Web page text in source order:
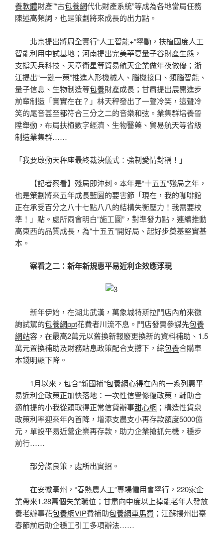
養軟體財產”“古包養網代化財產系統”等成為各地當局任務
陳述高頻詞，也是策劃將來成長的出力點。
北京提出將周全實行“人工智能+”舉動，扶植國度人工
智能利用中試基地；河南提出完美華夏量子谷財產生態，
支撐天兵科技、天章衛星等貿易航天企業做年夜做優；浙
江提出“一鏈一策”推進人形機械人、腦機接口、類腦智能、
量子信息、生物制造等包養財產成長；甘肅提出展開進步
前輩制造「實實在在？」林天秤發出了一聲冷笑，這聲冷
笑的尾音甚至都符合三分之二的音樂和弦。業集群培養晉
陞舉動，布局扶植數字經濟、生物醫藥、貿易航天等省級
制造業集群……
「我要啟動天秤座最終裁決儀式：強制愛情對稱！」
【記者察看】殘局即沖刺。本年是“十五五”殘局之年，
也是策劃將來五年成長藍圖的要害節「現在，我的咖啡館
正在承受百分之八十七點八八的結構失衡壓力！我需要校
準！」點。處所兩會明白“施工圖”，對準發力點，連續推動
高東西的品質成長，為“十五五”開好局、起好步奠基堅實基
本。
察看之二：新年新規惠平易近利企效應浮現
新年伊始，在湖北武漢，萬象城特斯拉門店內前來徵
詢試駕的包養網ppt花費者川流不息。門店發賣參謀先包養
網站容，在最高2萬元以舊換新報廢更換新的資料補助、1.5
萬元置換補助及財務貼息政策配合支撐下，綜包養合購車
本錢明顯下降。
1月以來，包含“新國補”包養網心得在內的一系列惠平
易近利企政策正加快落地：一次性信譽修復政策，輔助合
適前提的小我從頭取得正常信貸辦事甜心網 ；構造性貨泉
政策利率迎來年內首降，增添支農支小再存款額度5000億
元，單設平易近營企業再存款，助力企業搶抓先機，穩步
前行……
部分謀良策，處所出實招。
在安徽亳州，“春熱農人工”專場僱用會舉行，220家企
業帶來1.28萬個失業職位；甘肅向中度以上掉能老年人發放
養老辦事花包養網VIP費補助包養網車馬費 ；江蘇揚州出臺
春節前后助企穩工引工多項辦法……